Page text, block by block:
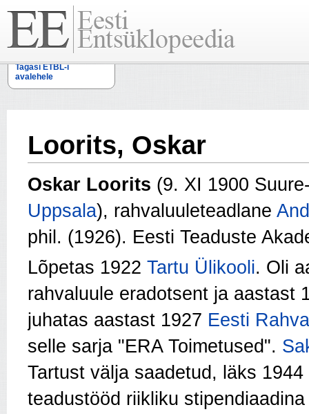
Tagasi ETBL-i
avalehele
Loorits, Oskar
Oskar Loorits (9. XI 1900
Uppsala), rahvaluuleteadlane
phil. (1926). Eesti Teaduste
Lõpetas 1922 Tartu Ülikooli. Oli
rahvaluule eradotsent ja aastast
juhatas aastast 1927 Eesti
selle sarja "ERA Toimetused".
Tartust välja saadetud, läks
teadustööd riikliku